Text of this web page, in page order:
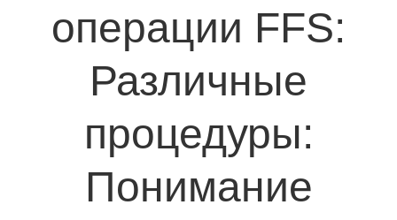
операции FFS:
Различные
процедуры:
Понимание